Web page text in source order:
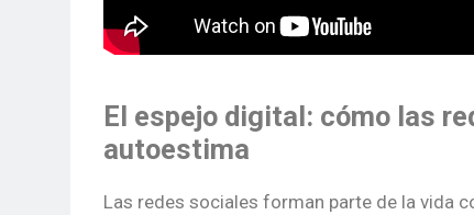
El espejo digital: cómo las
autoestima
Las redes sociales forman parte de la vida